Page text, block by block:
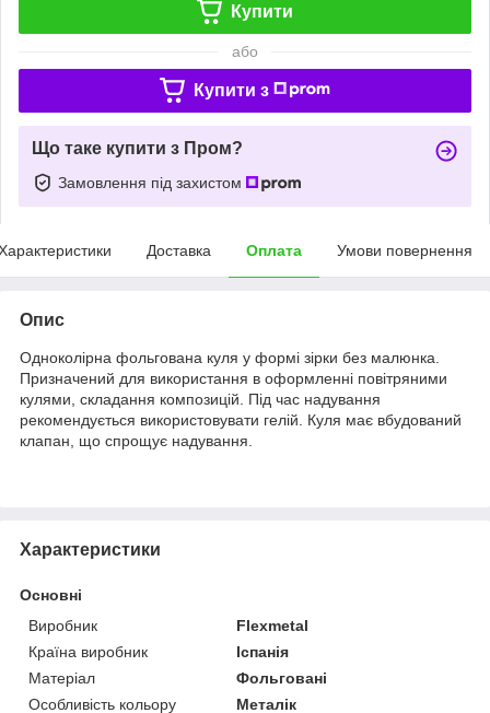
Купити
або
Купити з
Що таке купити з Пром?
Замовлення під захистом
Доставка Оплата Умови повернення
Опис
Одноколірна фольгована куля у формі зірки без малюнка.
Призначений для використання в оформленні повітряними
кулями, складання композицій. Під час надування
рекомендується використовувати гелій. Куля має вбудований
клапан, що спрощує надування.
Характеристики
Основні
Виробник
Flexmetal
Країна виробник
Іспанія
Матеріал
Фольговані
Особливість кольору
Металік